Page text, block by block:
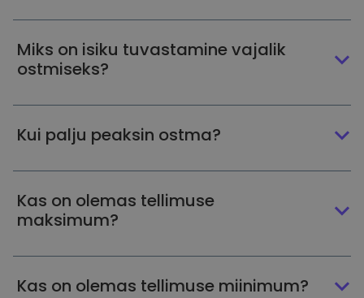
Miks on isiku tuvastamine vajalik
ostmiseks?
Kui palju peaksin ostma?
Kas on olemas tellimuse
maksimum?
Kas on olemas tellimuse miinimum?